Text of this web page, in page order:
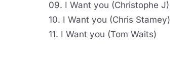
09. I Want you (Christophe J)
10. I Want you (Chris Stamey)
11. I Want you (Tom Waits)